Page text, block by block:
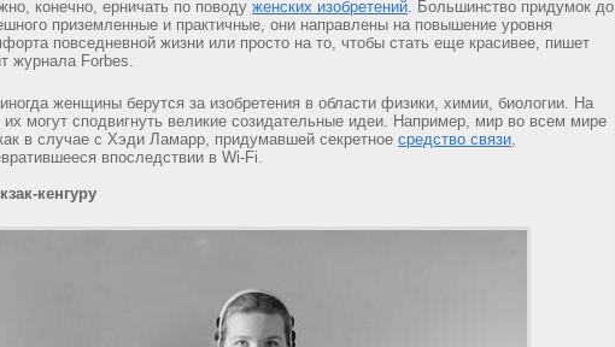
конечно, ерничать по поводу женских изобретений . Большинство придумок до
приземленные и практичные, они направлены на повышение уровня
повседневной жизни или просто на то, чтобы стать еще красивее, пишет
журнала Forbes.
женщины берутся за изобретения в области физики, химии, биологии. На
их могут сподвигнуть великие созидательные идеи. Например, мир во всем мире
в случае с Хэди Ламарр, придумавшей секретное средство связи
впоследствии в Wi-Fi.
кенгуру